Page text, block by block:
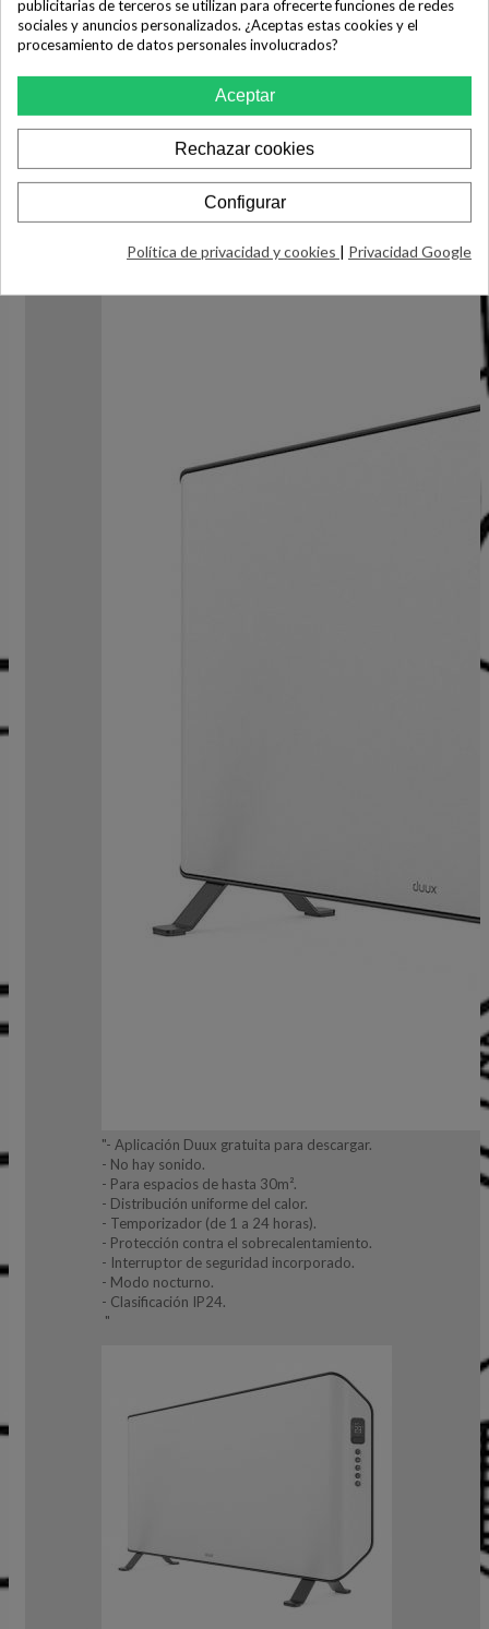
Marca
Duux
Aparato
"- Aplicación Duux gratuita para descargar.
- No hay sonido.
- Para espacios de hasta 30m².
- Distribución uniforme del calor.
- Temporizador (de 1 a 24 horas).
- Protección contra el sobrecalentamiento.
- Interruptor de seguridad incorporado.
- Modo nocturno.
- Clasificación IP24.
"
publicitarias de terceros se utilizan para ofrecerte funciones de redes
sociales y anuncios personalizados. ¿Aceptas estas cookies y el
procesamiento de datos personales involucrados?
Aceptar
Rechazar cookies
Configurar
Política de privacidad y cookies | Privacidad Google